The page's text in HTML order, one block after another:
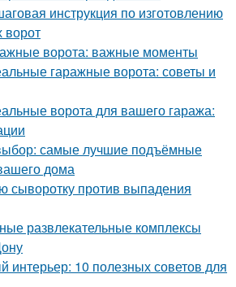
инструкция по изготовлению
ворот
ворота: важные моменты
гаражные ворота: советы и
ворота для вашего гаража:
самые лучшие подъёмные
дома
сыворотку против выпадения
развлекательные комплексы
интерьер: 10 полезных советов для